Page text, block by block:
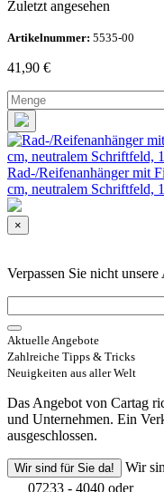
Zuletzt angesehen
Artikelnummer: 5535-00
41,90 €
Rad-/Reifenanhänger mit
cm, neutralem Schriftfeld,
×
Verpassen Sie nicht
Aktuelle Angebote
Zahlreiche Tipps & Tricks
Neuigkeiten aus aller Welt
Das Angebot von Cartag
und Unternehmen. Ein
ausgeschlossen.
Wir sind für Sie da!
Wir
07233 - 4040 oder